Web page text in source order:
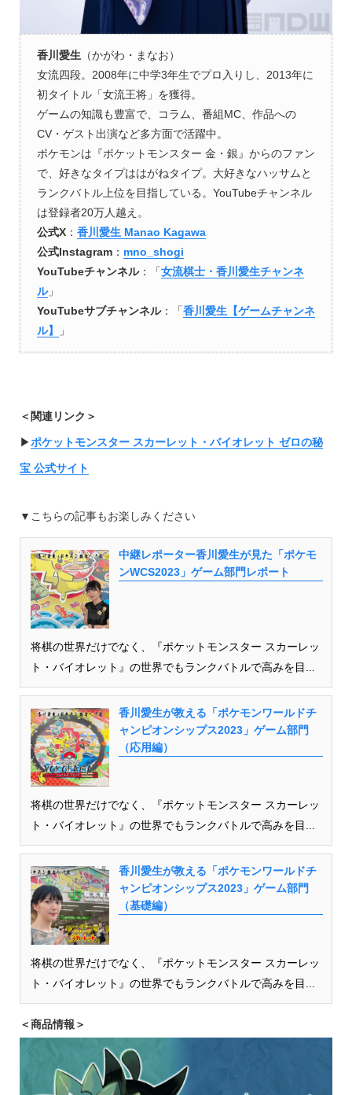
香川愛生 （かがわ・まなお）
女流四段。2008年に中学3年生でプロ入りし、2013年に
初タイトル「女流王将」を獲得。
ゲームの知識も豊富で、コラム、番組MC、作品への
CV・ゲスト出演など多方面で活躍中。
ポケモンは『ポケットモンスター 金・銀』からのファン
で、好きなタイプははがねタイプ。大好きなハッサムと
ランクバトル上位を目指している。YouTubeチャンネル
は登録者20万人越え。
公式X： 香川愛生 Manao Kagawa
公式Instagram： mno_shogi
YouTubeチャンネル：「女流棋士・香川愛生チャンネ
ル」
YouTubeサブチャンネル：「香川愛生【ゲームチャンネ
ル】
」
＜関連リンク＞
▶︎ ポケットモンスター スカーレット・バイオレット ゼロの秘
宝 公式サイト
▼こちらの記事もお楽しみください
中継レポーター香川愛生が見た「ポケモ
ンWCS2023」ゲーム部門レポート
将棋の世界だけでなく、『ポケットモンスター スカーレッ
ト・バイオレット』の世界でもランクバトルで高みを目...
香川愛生が教える「ポケモンワールドチ
ャンピオンシップス2023」ゲーム部門
（応用編）
将棋の世界だけでなく、『ポケットモンスター スカーレッ
ト・バイオレット』の世界でもランクバトルで高みを目...
香川愛生が教える「ポケモンワールドチ
ャンピオンシップス2023」ゲーム部門
（基礎編）
将棋の世界だけでなく、『ポケットモンスター スカーレッ
ト・バイオレット』の世界でもランクバトルで高みを目...
＜商品情報＞